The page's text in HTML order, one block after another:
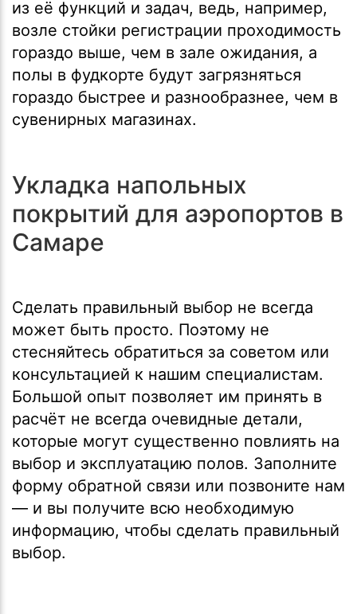
из её функций и задач, ведь, например,
возле стойки регистрации проходимость
гораздо выше, чем в зале ожидания, а
полы в фудкорте будут загрязняться
гораздо быстрее и разнообразнее, чем в
сувенирных магазинах.
Укладка напольных
покрытий для аэропортов в
Самаре
Сделать правильный выбор не всегда
может быть просто. Поэтому не
стесняйтесь обратиться за советом или
консультацией к нашим специалистам.
Большой опыт позволяет им принять в
расчёт не всегда очевидные детали,
которые могут существенно повлиять на
выбор и эксплуатацию полов. Заполните
форму обратной связи или позвоните нам
— и вы получите всю необходимую
информацию, чтобы сделать правильный
выбор.